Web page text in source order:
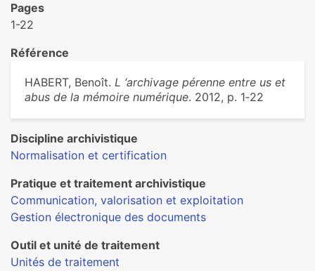
Pages
1-22
Référence
HABERT, Benoît. L ‘archivage pérenne entre us et
abus de la mémoire numérique. 2012, p. 1‑22
Discipline archivistique
Normalisation et certification
Pratique et traitement archivistique
Communication, valorisation et exploitation
Gestion électronique des documents
Outil et unité de traitement
Unités de traitement